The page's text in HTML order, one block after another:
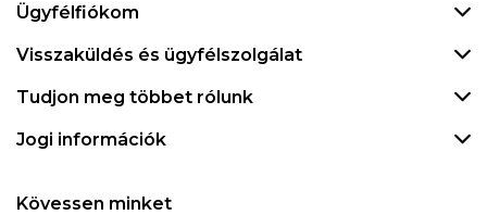
Ügyfélfiókom
Visszaküldés és ügyfélszolgálat
Tudjon meg többet rólunk
Jogi információk
Kövessen minket